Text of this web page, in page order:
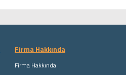
Firma Hakkında
Firma Hakkında